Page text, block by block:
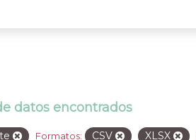
datos encontrados
Formatos: CSV XLSX